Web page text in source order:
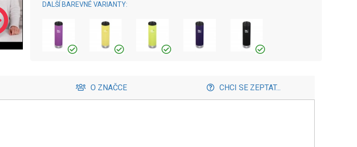
DALŠÍ BAREVNÉ VARIANTY:
O ZNAČCE CHCI SE ZEPTAT...